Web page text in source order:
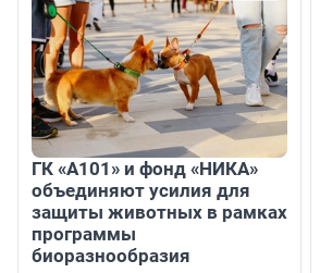
ГК «А101» и фонд «НИКА»
объединяют усилия для
защиты животных в рамках
программы
биоразнообразия